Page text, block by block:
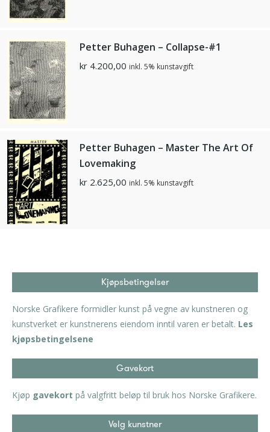
Petter Buhagen – Collapse-#1
kr 4.200,00 inkl. 5% kunstavgift
Petter Buhagen – Master The Art Of
Lovemaking
kr 2.625,00 inkl. 5% kunstavgift
Kjøpsbetingelser
Norske Grafikere formidler kunst på vegne av kunstneren og
kunstverket er kunstnerens eiendom inntil varen er betalt. Les
kjøpsbetingelsene
Gavekort
Kjøp gavekort på valgfritt beløp til bruk hos Norske Grafikere.
Velg kunstner